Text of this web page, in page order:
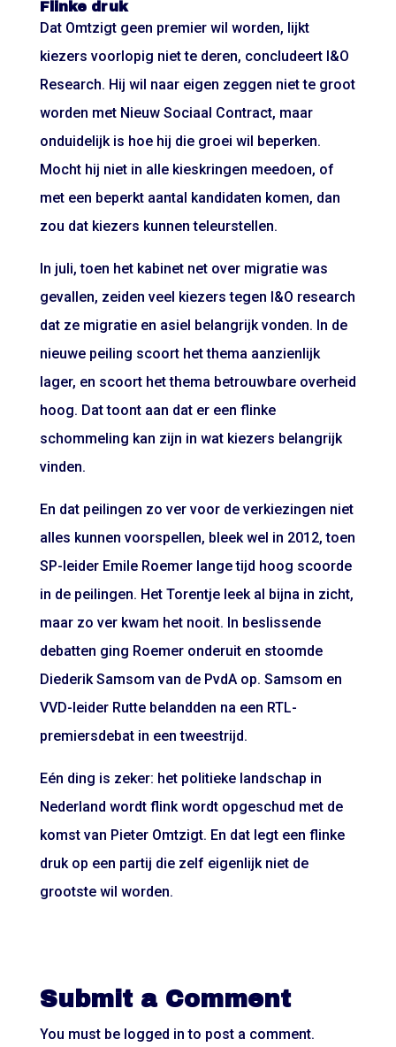
Flinke druk
Dat Omtzigt geen premier wil worden, lijkt
kiezers voorlopig niet te deren, concludeert I&O
Research. Hij wil naar eigen zeggen niet te groot
worden met Nieuw Sociaal Contract, maar
onduidelijk is hoe hij die groei wil beperken.
Mocht hij niet in alle kieskringen meedoen, of
met een beperkt aantal kandidaten komen, dan
zou dat kiezers kunnen teleurstellen.
In juli, toen het kabinet net over migratie was
gevallen, zeiden veel kiezers tegen I&O research
dat ze migratie en asiel belangrijk vonden. In de
nieuwe peiling scoort het thema aanzienlijk
lager, en scoort het thema betrouwbare overheid
hoog. Dat toont aan dat er een flinke
schommeling kan zijn in wat kiezers belangrijk
vinden.
En dat peilingen zo ver voor de verkiezingen niet
alles kunnen voorspellen, bleek wel in 2012, toen
SP-leider Emile Roemer lange tijd hoog scoorde
in de peilingen. Het Torentje leek al bijna in zicht,
maar zo ver kwam het nooit. In beslissende
debatten ging Roemer onderuit en stoomde
Diederik Samsom van de PvdA op. Samsom en
VVD-leider Rutte belandden na een RTL-
premiersdebat in een tweestrijd.
Eén ding is zeker: het politieke landschap in
Nederland wordt flink wordt opgeschud met de
komst van Pieter Omtzigt. En dat legt een flinke
druk op een partij die zelf eigenlijk niet de
grootste wil worden.
Submit a Comment
You must be logged in to post a comment.